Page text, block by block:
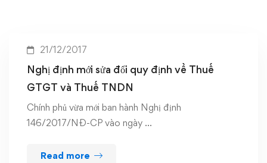
21/12/2017
Nghị định mới sửa đổi quy định về Thuế
GTGT và Thuế TNDN
Chính phủ vừa mới ban hành Nghị định
146/2017/NĐ-CP vào ngày …
Read more